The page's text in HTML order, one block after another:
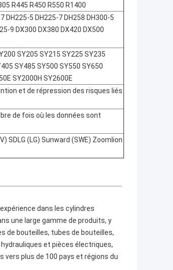
R445 R450 R550 R1400
DH225-5 DH225-7 DH258 DH300-5
9 DX300 DX380 DX420 DX500
SY205 SY215 SY225 SY235
SY485 SY500 SY550 SY650
SY2000H SY2600E
et de répression des risques liés
de fois où les données sont
SDLG (LG) Sunward (SWE) Zoomlion
dans les cylindres
une large gamme de produits, y
de bouteilles, tubes de bouteilles,
et pièces électriques,
plus de 100 pays et régions du